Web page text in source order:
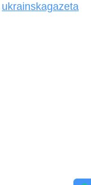
ukrainskagazeta